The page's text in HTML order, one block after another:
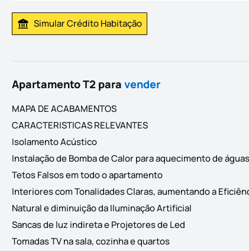
Simular Prestação
Simular Crédito Habitação
Apartamento T2 para vender
MAPA DE ACABAMENTOS
CARACTERISTICAS RELEVANTES
Isolamento Acústico
Instalação de Bomba de Calor para aquecimento de águas
Tetos Falsos em todo o apartamento
Interiores com Tonalidades Claras, aumentando a
Natural e diminuição da Iluminação Artificial
Sancas de luz indireta e Projetores de Led
Tomadas TV na sala, cozinha e quartos